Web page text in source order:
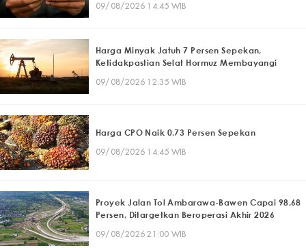
09/08/2026 14:45 WIB
Harga Minyak Jatuh 7 Persen Sepekan,
Ketidakpastian Selat Hormuz Membayangi
09/08/2026 12:35 WIB
Harga CPO Naik 0,73 Persen Sepekan
09/08/2026 14:45 WIB
Proyek Jalan Tol Ambarawa-Bawen Capai 98,68
Persen, Ditargetkan Beroperasi Akhir 2026
09/08/2026 21:00 WIB